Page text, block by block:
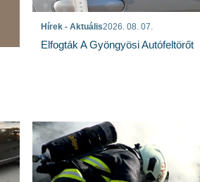
Hírek - Aktuális2026. 08. 07.
Elfogták A Gyöngyösi Autófeltörőt